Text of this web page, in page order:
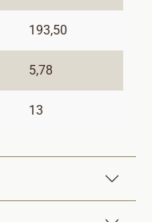
193,50
5,78
13